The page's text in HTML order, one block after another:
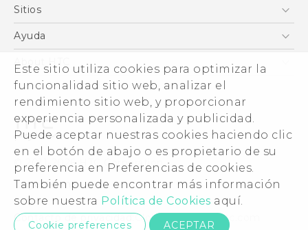
Este sitio utiliza cookies para optimizar la
funcionalidad sitio web, analizar el
rendimiento sitio web, y proporcionar
experiencia personalizada y publicidad.
Puede aceptar nuestras cookies haciendo clic
en el botón de abajo o es propietario de su
preferencia en Preferencias de cookies.
También puede encontrar más información
sobre nuestra Política de Cookies aquí.
Cookie preferences ACEPTAR
English - User manual
5G
EXODUS
VIVE
VIVEPORT
Sitios
HTC Desarrollo
VIVE
Ayuda
About HTC
ESG
Seguridad del producto
Inversores (Inglés)
Normas de confidencialidad
Código de conducta
Trabaja con nosotros
Security and Privacy Whitepaper
© 2011-2026 HTC Corporation
Legal terms
Contacto de privacidad: Global-Privacy@htc.com